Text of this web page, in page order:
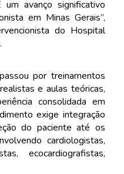
um avanço significativo
em Minas Gerais”,
do Hospital
por treinamentos
e aulas teóricas,
consolidada em
exige integração
do paciente até os
cardiologistas,
ecocardiografistas,